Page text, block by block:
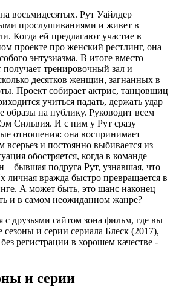
восьмидесятых. Рут Уайлдер
прослушиваниями и живет в
Когда ей предлагают участие в
проекте про женский рестлинг, она
энтузиазма. В итоге вместо
получает тренировочный зал и
десятков женщин, загнанных в
Проект собирает актрис, танцовщиц
учиться падать, держать удар
образы на публику. Руководит всем
Сильвия. И с ним у Рут сразу
отношения: она воспринимает
и постоянно выбивается из
обостряется, когда в команде
– бывшая подруга Рут, узнавшая, что
личная вражда быстро превращается в
А может быть, это шанс наконец
и в самом неожиданном жанре?
с друзьями сайтом зона фильм, где вы
сезоны и серии сериала Блеск (2017),
регистрации в хорошем качестве -
и серии